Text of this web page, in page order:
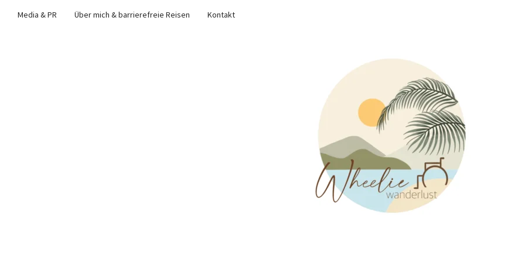
Media & PR Über mich & barrierefreie Reisen
Kontakt